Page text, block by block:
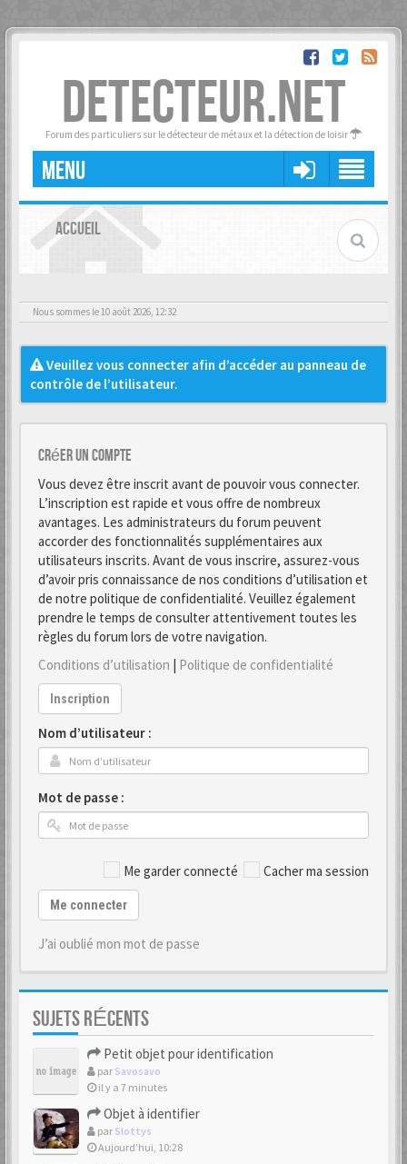
DETECTEUR.NET
Forum des particuliers sur le détecteur de métaux et la détection de loisir
MENU
ACCUEIL
Nous sommes le 10 août 2026, 12:32
Veuillez vous connecter afin d’accéder au panneau de
contrôle de l’utilisateur.
Créer un Compte
Vous devez être inscrit avant de pouvoir vous connecter.
L’inscription est rapide et vous offre de nombreux
avantages. Les administrateurs du forum peuvent
accorder des fonctionnalités supplémentaires aux
utilisateurs inscrits. Avant de vous inscrire, assurez-vous
d’avoir pris connaissance de nos conditions d’utilisation et
de notre politique de confidentialité. Veuillez également
prendre le temps de consulter attentivement toutes les
règles du forum lors de votre navigation.
Conditions d’utilisation | Politique de confidentialité
Inscription
Nom d’utilisateur :
Mot de passe :
Me garder connecté Cacher ma session
Me connecter
J’ai oublié mon mot de passe
SUJETS RÉCENTS
Petit objet pour identification
par Savosavo
il y a 7 minutes
Objet à identifier
par Slottys
Aujourd’hui, 10:28